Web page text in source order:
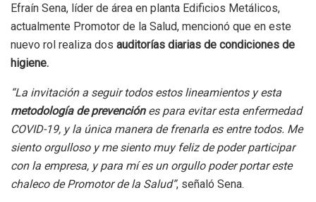
Efraín Sena, líder de área en planta Edificios Metálicos,
actualmente Promotor de la Salud, mencionó que en este
nuevo rol realiza dos auditorías diarias de condiciones de
higiene.
“La invitación a seguir todos estos lineamientos y esta
metodología de prevenciónes para evitar esta enfermedad
COVID-19, y la única manera de frenarla es entre todos. Me
siento orgulloso y me siento muy feliz de poder participar
con la empresa, y para mí es un orgullo poder portar este
chaleco de Promotor de la Salud”, señaló Sena.